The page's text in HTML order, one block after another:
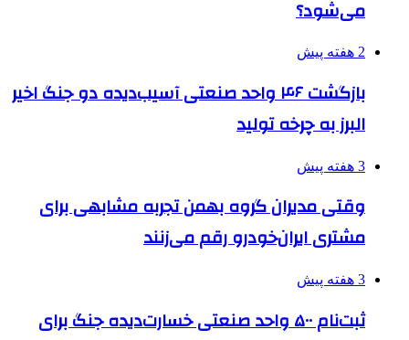
می‌شود؟
2 هفته پیش
بازگشت ۴۶ واحد صنعتی آسیب‌دیده دو جنگ اخیر
البرز به چرخه تولید
3 هفته پیش
وقتی مدیران گروه بهمن تجربه مشابهی برای
مشتری ایران‌خودرو رقم می‌زنند
3 هفته پیش
ثبت‌نام ۵۰۰ واحد صنعتی خسارت‌دیده جنگ برای